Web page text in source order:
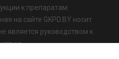
к препаратам.
на сайте GKPD.BY носит
является руководством к